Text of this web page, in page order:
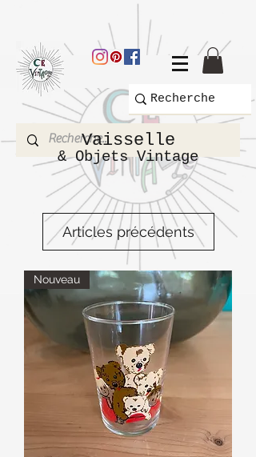
Vaisselle
& Objets Vintage
Articles précédents
Nouveau